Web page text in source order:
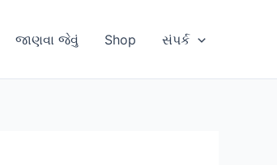
જાણવા જેવું Shop સંપર્ક